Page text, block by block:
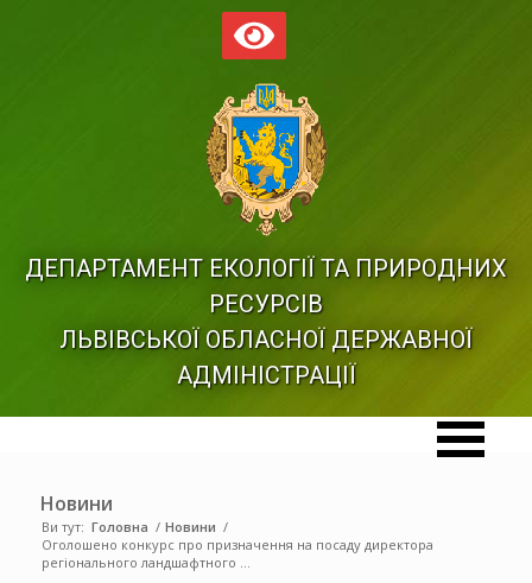
ДЕПАРТАМЕНТ ЕКОЛОГІЇ ТА ПРИРОДНИХ
РЕСУРСІВ
ЛЬВІВСЬКОЇ ОБЛАСНОЇ ДЕРЖАВНОЇ
АДМІНІСТРАЦІЇ
Новини
Ви тут: Головна / Новини /
Оголошено конкурс про призначення на посаду директора
регіонального ландшафтного ...